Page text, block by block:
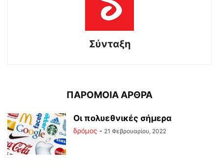
Σύνταξη
ΠΑΡΟΜΟΙΑ ΑΡΘΡΑ
Οι πολυεθνικές σήμερα
δρόμος - 21 Φεβρουαρίου, 2022